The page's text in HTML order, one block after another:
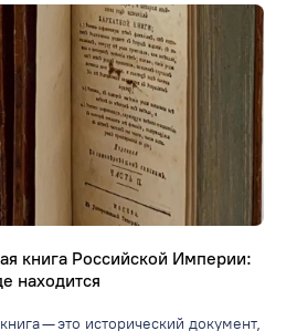
книга Российской Империи:
находится
— это исторический документ,